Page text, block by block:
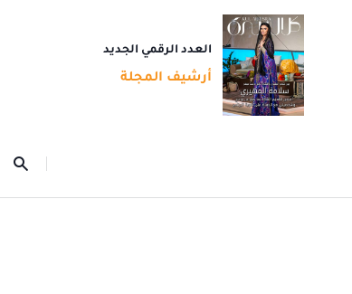
العدد الرقمي الجديد
أرشيف المجلة